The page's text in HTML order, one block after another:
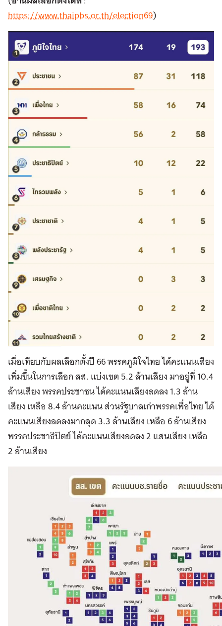
https://www.thaipbs.or.th/election69)
เมื่อเทียบกับผลเลือกตั้งปี 66 พรรคภูมิใจไทย ได้คะแนนเสียง
เพิ่มขึ้นในการเลือก สส. แบ่งเขต 5.2 ล้านเสียง มาอยู่ที่ 10.4
ล้านเสียง พรรคประชาชน ได้คะแนนเสียงลดลง 1.3 ล้าน
เสียง เหลือ 8.4 ล้านคะแนน ส่วนรัฐบาลเก่าพรรคเพื่อไทย ได้
คะแนนเสียงลดลงมากสุด 3.3 ล้านเสียง เหลือ 6 ล้านเสียง
พรรคประชาธิปัตย์ ได้คะแนนเสียงลดลง 2 แสนเสียง เหลือ
2 ล้านเสียง